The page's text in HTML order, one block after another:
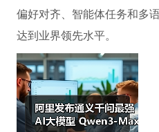
偏好对齐、智能体任务和多
达到业界领先水平。